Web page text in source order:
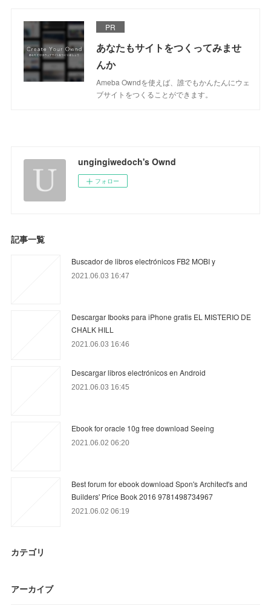
PR
あなたもサイトをつくってみませ
んか
Ameba Owndを使えば、誰でもかんたんにウェ
ブサイトをつくることができます。
ungingiwedoch's Ownd
フォロー
記事一覧
Buscador de libros electrónicos FB2 MOBI y
2021.06.03 16:47
Descargar Ibooks para iPhone gratis EL MISTERIO DE
CHALK HILL
2021.06.03 16:46
Descargar libros electrónicos en Android
2021.06.03 16:45
Ebook for oracle 10g free download Seeing
2021.06.02 06:20
Best forum for ebook download Spon's Architect's and
Builders' Price Book 2016 9781498734967
2021.06.02 06:19
カテゴリ
アーカイブ